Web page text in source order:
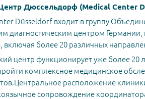
Дюссельдорф (Medical Center
Düsseldorf входит в группу
диагностическим центром Германии,
включая более 20 различных
центр функционирует уже более 20
комплексное медицинское
расположение
сопровождение